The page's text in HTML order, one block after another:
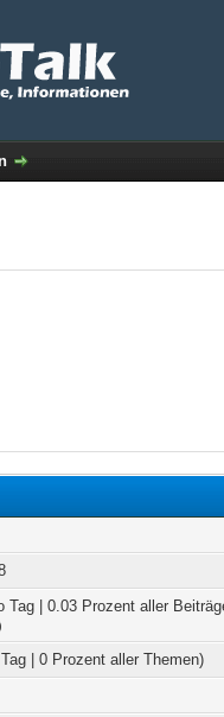
Tag | 0.03 Prozent aller
| 0 Prozent aller Themen)